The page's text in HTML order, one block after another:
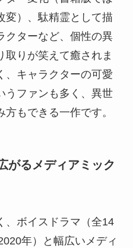
変）、駄精霊として描
クターなど、個性の異
取りが笑えて癒されま
、キャラクターの可愛
うファンも多く、異世
もできる一作です。
がるメディアミック
、ボイスドラマ（全14
年）と幅広いメディ